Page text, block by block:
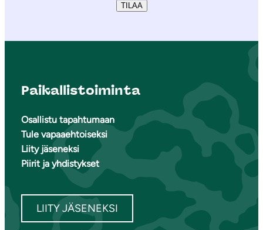
TILAA
Paikallistoiminta
Osallistu tapahtumaan
Tule vapaaehtoiseksi
Liity jäseneksi
Piirit ja yhdistykset
LIITY JÄSENEKSI